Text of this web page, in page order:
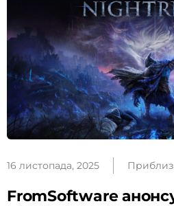
16 листопада, 2025
FromSoftware